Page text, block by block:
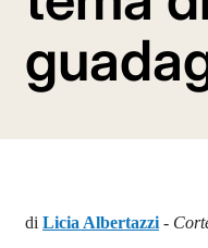
di Licia Albertazzi -